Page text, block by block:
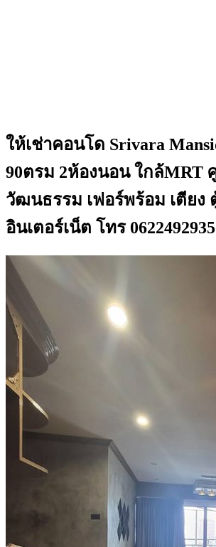
ให้เช่าคอนโด Srivara
90ตรม 2ห้องนอน ใกล้MRT
วัฒนธรรม เฟอร์พร้อม เตียง
อินเตอร์เน็ต โทร 0622492935